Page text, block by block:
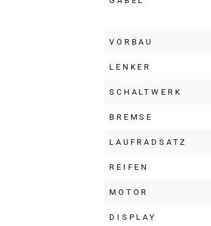
VORBAU
LENKER
SCHALTWERK
BREMSE
LAUFRADSATZ
REIFEN
MOTOR
DISPLAY